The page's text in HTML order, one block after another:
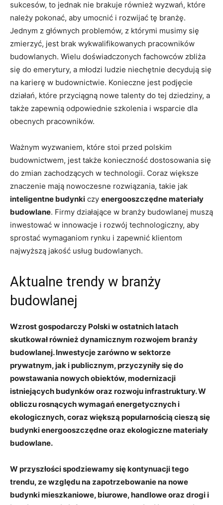
‌sukcesów, ⁤to jednak nie brakuje również wyzwań, które
należy pokonać, aby umocnić i rozwijać​ tę branżę.
Jednym z głównych‍ problemów, z którymi musimy ​się
zmierzyć, jest brak wykwalifikowanych ⁣pracowników
budowlanych. Wielu doświadczonych​ fachowców zbliża
się do emerytury, a młodzi ludzie niechętnie decydują się
na karierę w budownictwie. Konieczne jest podjęcie
działań, które przyciągną nowe talenty do tej dziedziny, a
także zapewnią odpowiednie szkolenia i wsparcie dla
obecnych‌ pracowników.
Ważnym wyzwaniem, które stoi przed‍ polskim
budownictwem, jest także konieczność‍ dostosowania się
do zmian ⁤zachodzących w technologii. Coraz‌ większe
znaczenie mają nowoczesne rozwiązania, takie jak
inteligentne budynki czy energooszczędne materiały
budowlane. Firmy działające w branży budowlanej muszą
inwestować ⁤w innowacje i rozwój technologiczny, aby
sprostać⁣ wymaganiom rynku i zapewnić klientom
najwyższą jakość usług budowlanych.
Aktualne trendy w branży
budowlanej
Wzrost gospodarczy Polski w ostatnich latach
skutkował⁢ również dynamicznym rozwojem branży
budowlanej.‍ Inwestycje zarówno w sektorze
prywatnym, jak i publicznym, przyczyniły się ⁢do
powstawania nowych obiektów, modernizacji
istniejących ⁣budynków oraz rozwoju infrastruktury. W
obliczu‍ rosnących‍ wymagań energetycznych ⁣i
ekologicznych, coraz większą popularnością cieszą​ się
budynki energooszczędne oraz ​ekologiczne materiały
budowlane.
W przyszłości spodziewamy się kontynuacji tego
trendu, ze względu na zapotrzebowanie na nowe⁤
budynki mieszkaniowe, biurowe, handlowe oraz drogi i